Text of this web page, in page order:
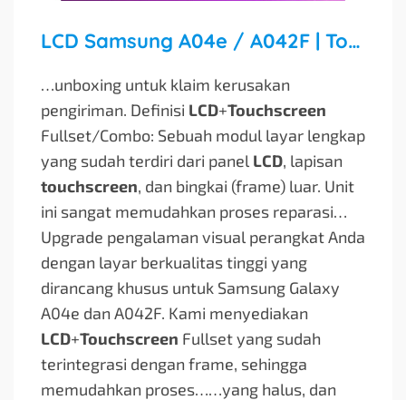
LCD Samsung A04e / A042F | Touchscreen Premium Fullset Siap Pakai!
…unboxing untuk klaim kerusakan
pengiriman. Definisi LCD+Touchscreen
Fullset/Combo: Sebuah modul layar lengkap
yang sudah terdiri dari panel LCD, lapisan
touchscreen, dan bingkai (frame) luar. Unit
ini sangat memudahkan proses reparasi…
Upgrade pengalaman visual perangkat Anda
dengan layar berkualitas tinggi yang
dirancang khusus untuk Samsung Galaxy
A04e dan A042F. Kami menyediakan
LCD+Touchscreen Fullset yang sudah
terintegrasi dengan frame, sehingga
memudahkan proses……yang halus, dan